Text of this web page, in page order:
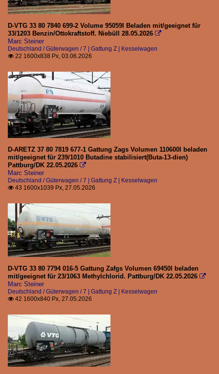
D-VTG 33 80 7840 699-2 Volume 95059l Beladen mit/geeignet für
33/1203 Benzin/Ottokraftstoff. Niebüll 28.05.2026 
Marc Steiner
Deutschland / Güterwagen / 7 | Gattung Z | Kesselwagen
 22 1600x838 Px, 03.06.2026
D-ARETZ 37 80 7819 677-1 Gattung Zags Volumen 110600l beladen
mit/geeignet für 239/1010 Butadine stabilisiert(Buta-13-dien)
Pattburg/DK 22.05.2026 
Marc Steiner
Deutschland / Güterwagen / 7 | Gattung Z | Kesselwagen
 43 1600x1039 Px, 27.05.2026
D-VTG 33 80 7794 016-5 Gattung Zafgs Volumen 69450l beladen
mit/geeignet für 23/1063 Methylchlorid. Pattburg/DK 22.05.2026 
Marc Steiner
Deutschland / Güterwagen / 7 | Gattung Z | Kesselwagen
 42 1600x840 Px, 27.05.2026